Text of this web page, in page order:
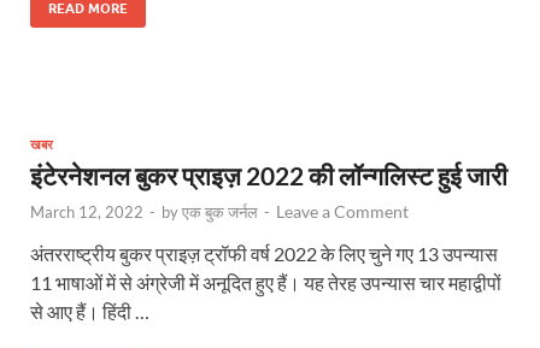
READ MORE
खबर
इंटेरनेशनल बुकर प्राइज़ 2022 की लॉन्गलिस्ट हुई जारी
March 12, 2022 - byएक बुक जर्नल - Leave a Comment
अंतरराष्ट्रीय बुकर प्राइज़ ट्रॉफी वर्ष 2022 के लिए चुने गए 13 उपन्यास
11 भाषाओं में से अंग्रेजी में अनूदित हुए हैं। यह तेरह उपन्यास चार महाद्वीपों
से आए हैं। हिंदी …